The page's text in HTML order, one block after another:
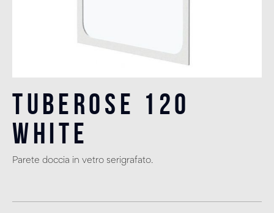
Tuberose 120
White
Parete doccia in vetro serigrafato.